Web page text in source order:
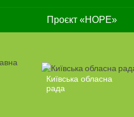
Проєкт «HOPE»
Київська обласна
рада